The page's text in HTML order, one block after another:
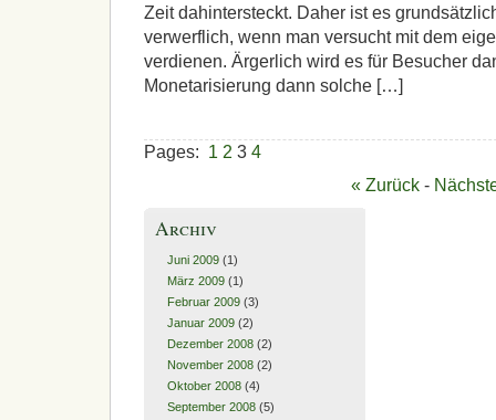
Zeit dahintersteckt. Daher ist es
verwerflich, wenn man versucht mit dem
verdienen. Ärgerlich wird es für Besucher
Monetarisierung dann solche […]
Pages: 1 2 3 4
« Zurück-
Archiv
Juni 2009(1)
März 2009(1)
Februar 2009(3)
Januar 2009(2)
Dezember 2008(2)
November 2008(2)
Oktober 2008(4)
September 2008(5)